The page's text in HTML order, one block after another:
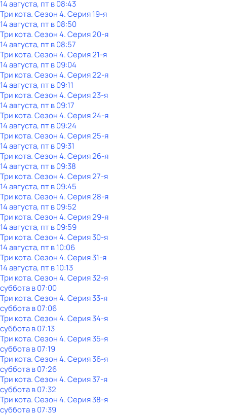
14 августа, пт в 08:43
Три кота. Сезон 4. Серия 19-я
14 августа, пт в 08:50
Три кота. Сезон 4. Серия 20-я
14 августа, пт в 08:57
Три кота. Сезон 4. Серия 21-я
14 августа, пт в 09:04
Три кота. Сезон 4. Серия 22-я
14 августа, пт в 09:11
Три кота. Сезон 4. Серия 23-я
14 августа, пт в 09:17
Три кота. Сезон 4. Серия 24-я
14 августа, пт в 09:24
Три кота. Сезон 4. Серия 25-я
14 августа, пт в 09:31
Три кота. Сезон 4. Серия 26-я
14 августа, пт в 09:38
Три кота. Сезон 4. Серия 27-я
14 августа, пт в 09:45
Три кота. Сезон 4. Серия 28-я
14 августа, пт в 09:52
Три кота. Сезон 4. Серия 29-я
14 августа, пт в 09:59
Три кота. Сезон 4. Серия 30-я
14 августа, пт в 10:06
Три кота. Сезон 4. Серия 31-я
14 августа, пт в 10:13
Три кота. Сезон 4. Серия 32-я
субботав07:00
Три кота. Сезон 4. Серия 33-я
субботав07:06
Три кота. Сезон 4. Серия 34-я
субботав07:13
Три кота. Сезон 4. Серия 35-я
субботав07:19
Три кота. Сезон 4. Серия 36-я
субботав07:26
Три кота. Сезон 4. Серия 37-я
субботав07:32
Три кота. Сезон 4. Серия 38-я
субботав07:39